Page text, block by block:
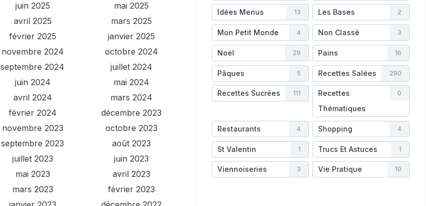
juin 2025
mai 2025
avril 2025
mars 2025
février 2025
janvier 2025
novembre 2024
octobre 2024
septembre 2024
juillet 2024
juin 2024
mai 2024
avril 2024
mars 2024
février 2024
décembre 2023
novembre 2023
octobre 2023
septembre 2023
août 2023
juillet 2023
juin 2023
mai 2023
avril 2023
mars 2023
février 2023
Idées Menus 13 Les Bases 2
Mon Petit Monde 4 Non Classé 3
Noël 29 Pains 16
Pâques 5 Recettes Salées 290
Recettes Sucrées 111
Recettes
Thématiques
0
Restaurants 4 Shopping 4
St Valentin 1 Trucs Et Astuces 1
Viennoiseries 3 Vie Pratique 10